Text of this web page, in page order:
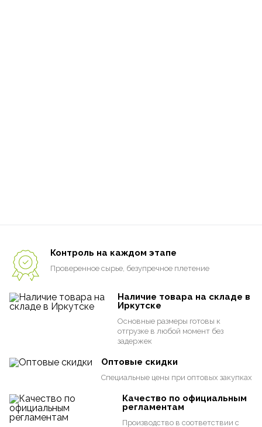
Контроль на каждом этапе
Проверенное сырье, безупречное плетение
Наличие товара на складе в
Иркутске
Основные размеры готовы к
отгрузке в любой момент без
задержек
Оптовые скидки
Специальные цены при оптовых закупках
Качество по официальным
регламентам
Производство в соответствии с